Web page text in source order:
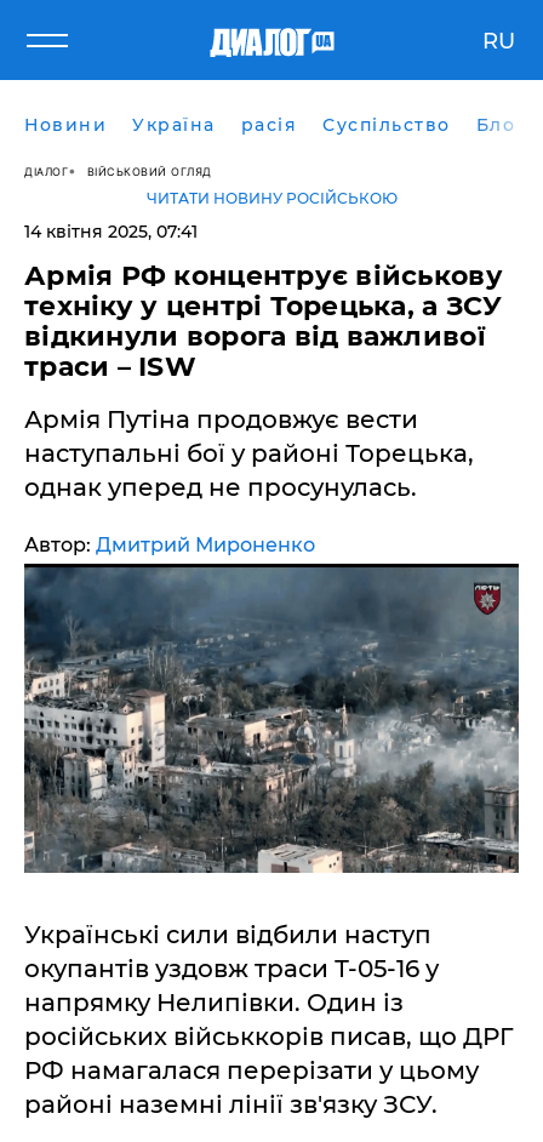
RU
Новини Україна расія Суспільство Блоги
ДІАЛОГ ВІЙСЬКОВИЙ ОГЛЯД
ЧИТАТИ НОВИНУ РОСІЙСЬКОЮ
14 квітня 2025, 07:41
Армія РФ концентрує військову
техніку у центрі Торецька, а ЗСУ
відкинули ворога від важливої ​​
траси – ISW
Армія Путіна продовжує вести
наступальні бої у районі Торецька,
однак уперед не просунулась.
Автор: Дмитрий Мироненко
Українські сили відбили наступ
окупантів уздовж траси Т-05-16 у
напрямку Нелипівки. Один із
російських військкорів писав, що ДРГ
РФ намагалася перерізати у цьому
районі наземні лінії зв'язку ЗСУ.